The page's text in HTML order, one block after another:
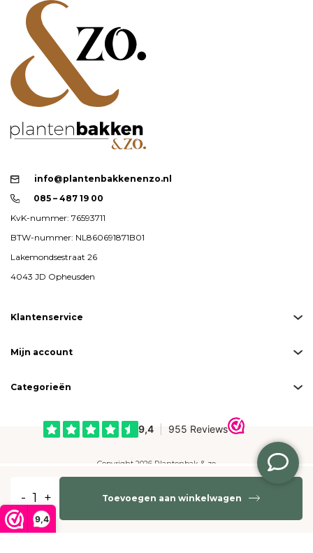
9,4
- + Toevoegen aan winkelwagen
info@plantenbakkenenzo.nl
085 – 487 19 00
KvK-nummer: 76593711
BTW-nummer: NL860691871B01
Lakemondsestraat 26
4043 JD Opheusden
Klantenservice
Mijn account
Categorieën
Copyright 2026 Plantenbak & zo
Betaalmogelijkheden: